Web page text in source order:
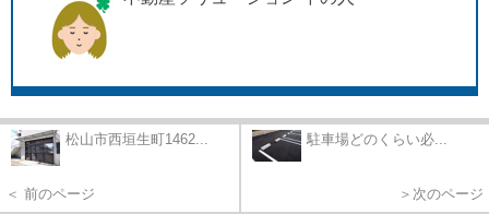
松山市西垣生町1462...
＜ 前のページ
駐車場どのくらい必...
＞次のページ